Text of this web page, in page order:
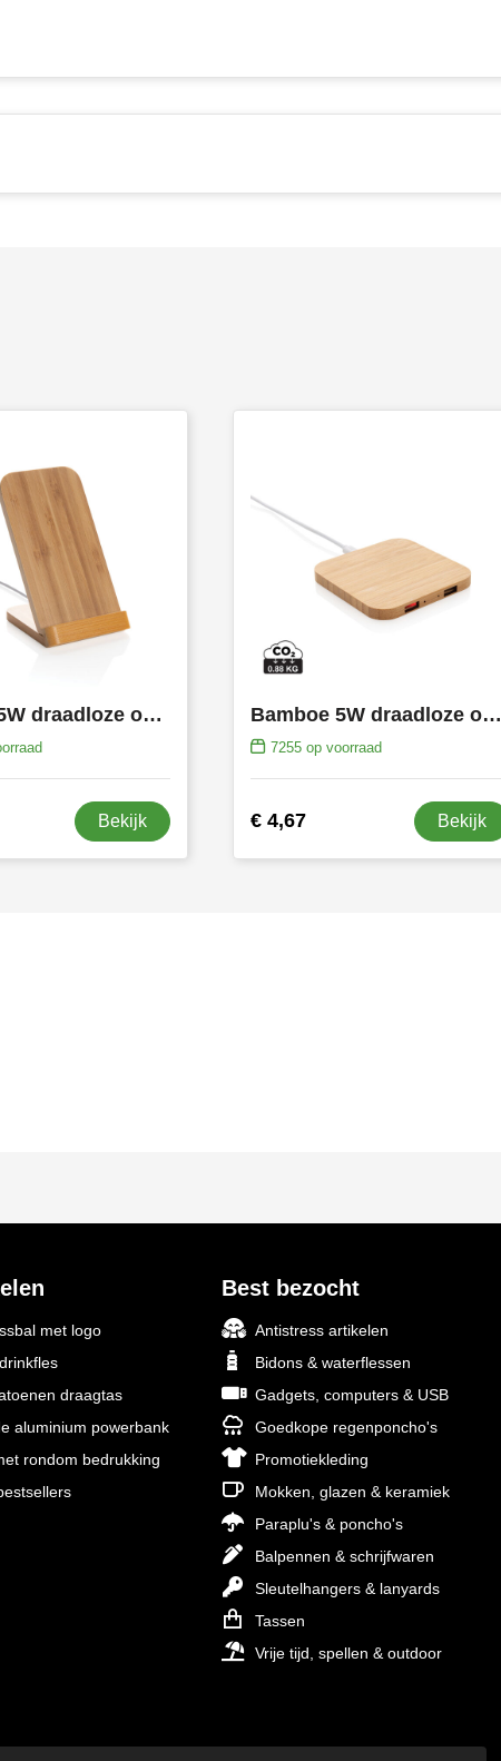
Bamboe 5W draadloze oplaadstandaard
Bekijk
Bamboe 5W draadloze oplader met USB
7255 op voorraad
€ 4,67 Bekijk
met logo
draagtas
aluminium powerbank
rondom bedrukking
Best bezocht
Antistress artikelen
Bidons & waterflessen
Gadgets, computers & USB
Goedkope regenponcho's
Promotiekleding
Mokken, glazen & keramiek
Paraplu's & poncho's
Balpennen & schrijfwaren
Sleutelhangers & lanyards
Tassen
Vrije tijd, spellen & outdoor